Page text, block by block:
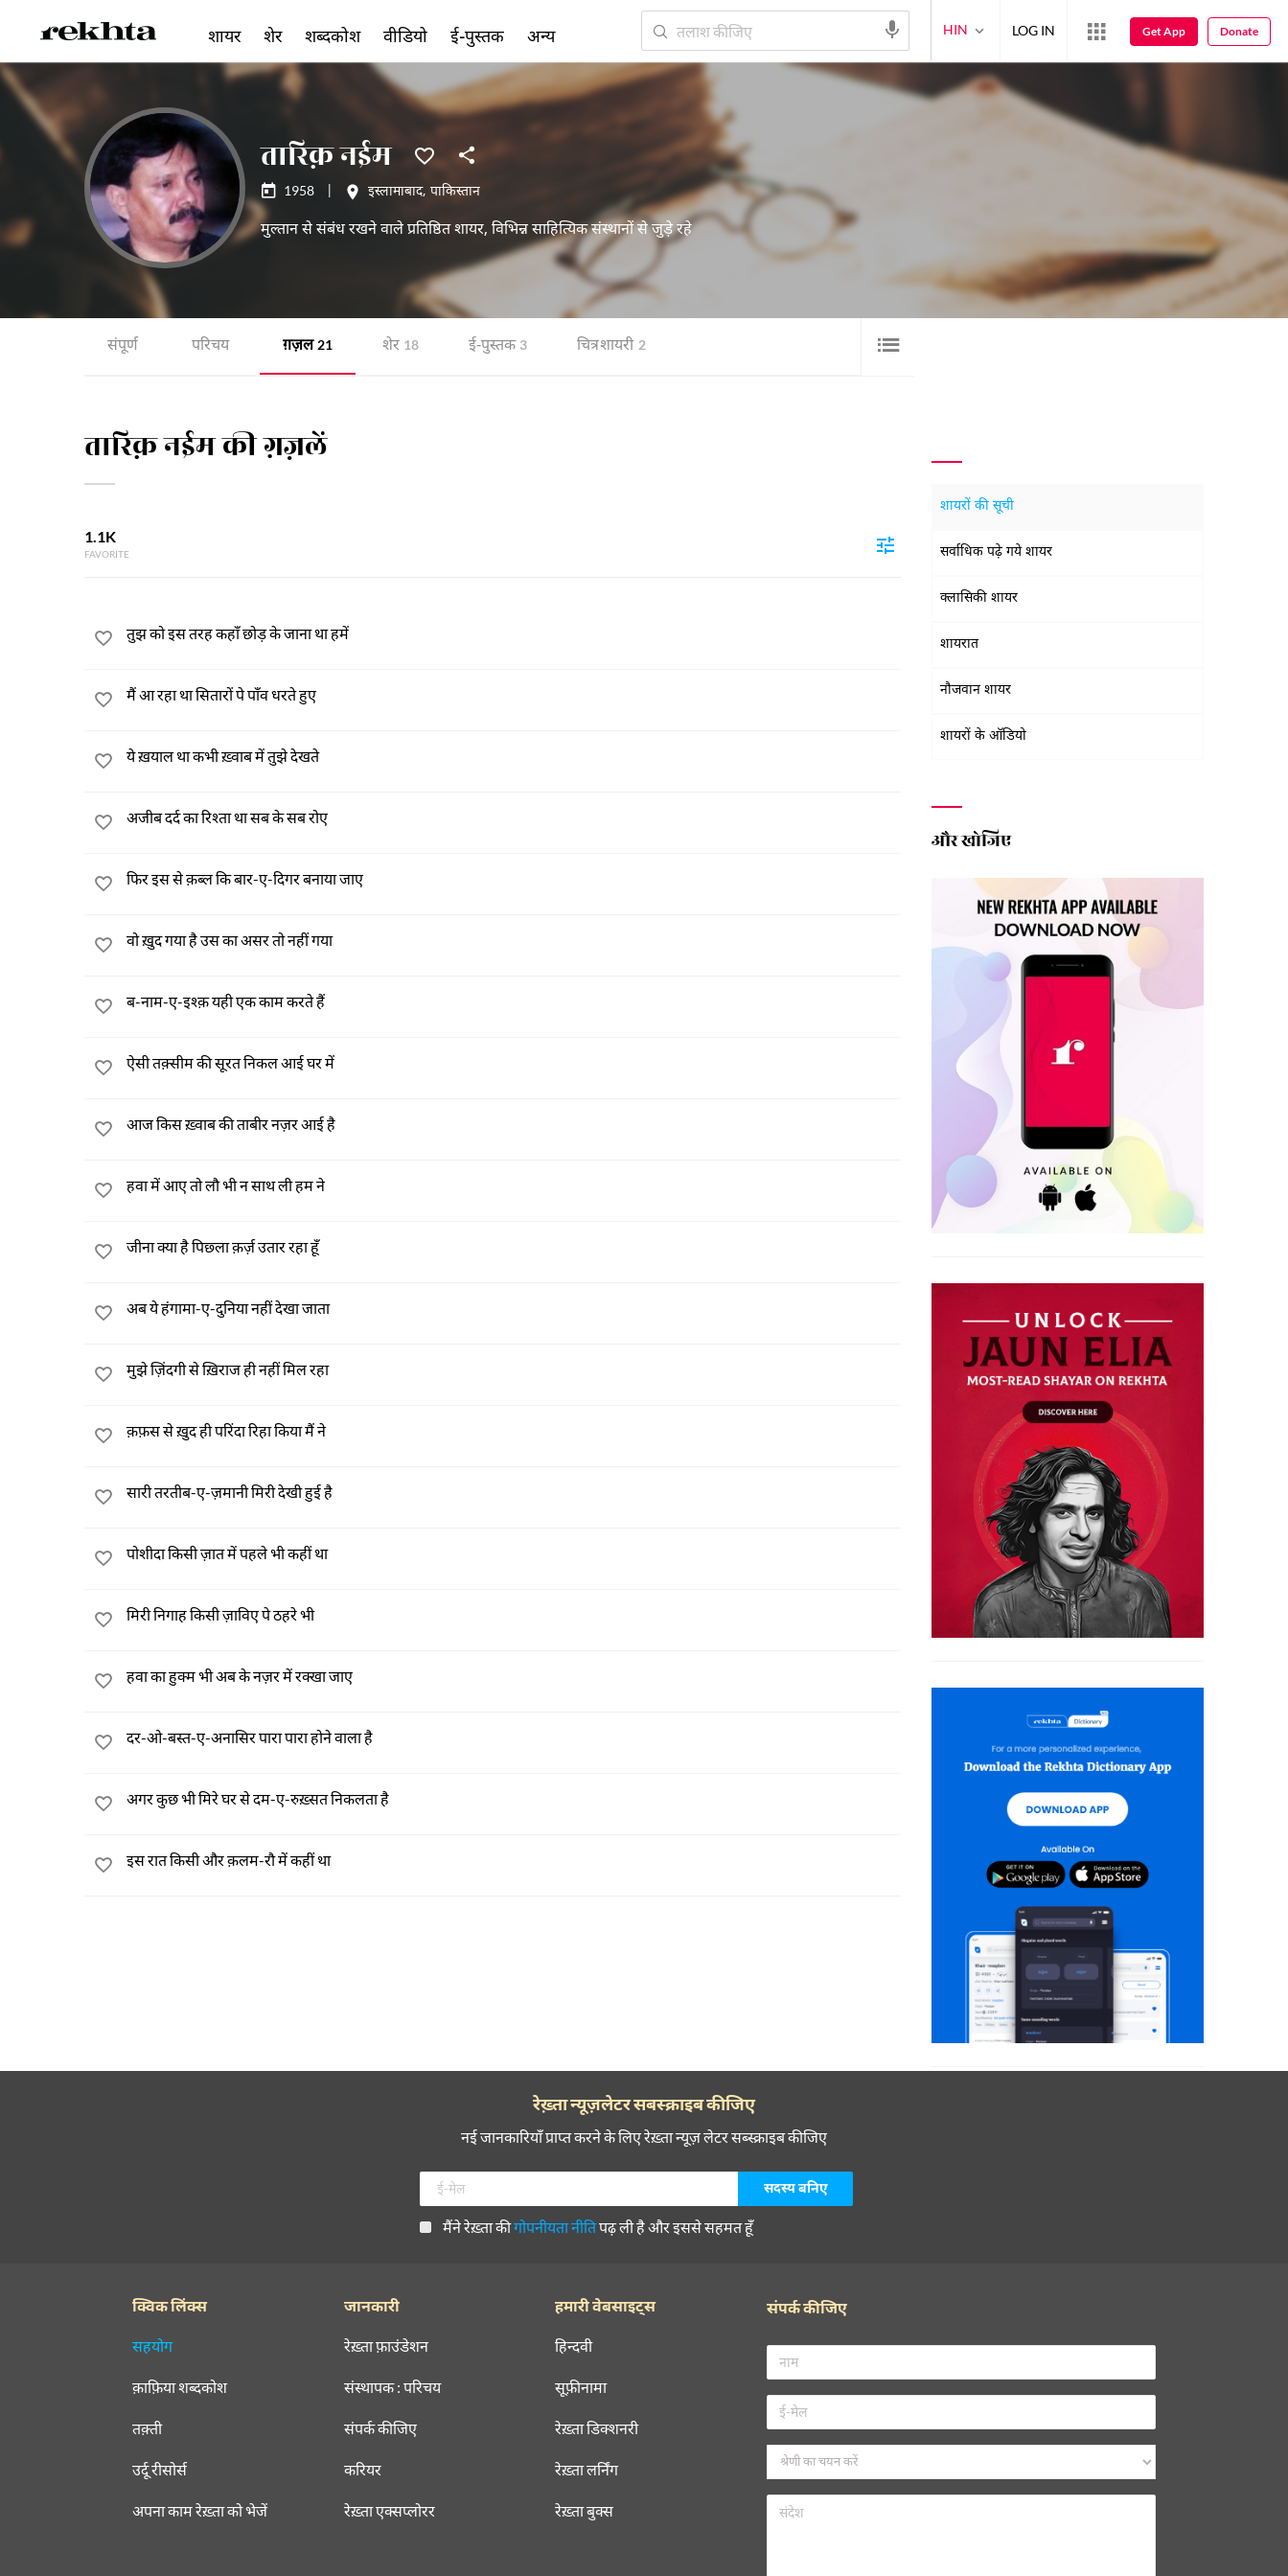
तारिक़ नईम
1958 इस्लामाबाद, पाकिस्तान
मुल्तान से संबंध रखने वाले प्रतिष्ठित शायर, विभिन्न साहित्यिक संस्थानों से जुड़े रहे
संपूर्ण परिचय ग़ज़ल 21 शेर 18 ई-पुस्तक 3 चित्र शायरी 2
तारिक़ नईम की ग़ज़लें
1.1K
FAVORITE
तुझ को इस तरह कहाँ छोड़ के जाना था हमें
मैं आ रहा था सितारों पे पाँव धरते हुए
ये ख़याल था कभी ख़्वाब में तुझे देखते
अजीब दर्द का रिश्ता था सब के सब रोए
फिर इस से क़ब्ल कि बार-ए-दिगर बनाया जाए
वो ख़ुद गया है उस का असर तो नहीं गया
ब-नाम-ए-इश्क़ यही एक काम करते हैं
ऐसी तक़्सीम की सूरत निकल आई घर में
आज किस ख़्वाब की ताबीर नज़र आई है
हवा में आए तो लौ भी न साथ ली हम ने
जीना क्या है पिछ्ला क़र्ज़ उतार रहा हूँ
अब ये हंगामा-ए-दुनिया नहीं देखा जाता
मुझे ज़िंदगी से ख़िराज ही नहीं मिल रहा
क़फ़स से ख़ुद ही परिंदा रिहा किया मैं ने
सारी तरतीब-ए-ज़मानी मिरी देखी हुई है
पोशीदा किसी ज़ात में पहले भी कहीं था
मिरी निगाह किसी ज़ाविए पे ठहरे भी
हवा का हुक्म भी अब के नज़र में रक्खा जाए
दर-ओ-बस्त-ए-अनासिर पारा पारा होने वाला है
अगर कुछ भी मिरे घर से दम-ए-रुख़्सत निकलता है
इस रात किसी और क़लम-रौ में कहीं था
शायरों की सूची
सर्वाधिक पढ़े गये शायर
क्लासिकी शायर
शायरात
नौजवान शायर
शायरों के ऑडियो
और खोजिए
शायर शेर शब्दकोश वीडियो ई-पुस्तक अन्य HIN LOG IN Get App Donate
रेख़्ता न्यूज़लेटर सबस्क्राइब कीजिए
नई जानकारियाँ प्राप्त करने के लिए रेख़्ता न्यूज़ लेटर सब्स्क्राइब कीजिए
मैंने रेख़्ता कीगोपनीयता नीतिपढ़ ली है और इससे सहमत हूँ
क्विक लिंक्स
सहयोग
क़ाफ़िया शब्दकोश
तक़्ती
उर्दू रीसोर्स
अपना काम रेख़्ता को भेजें
जानकारी
रेख़्ता फ़ाउंडेशन
संस्थापक : परिचय
संपर्क कीजिए
करियर
रेख़्ता एक्सप्लोरर
हमारी वेबसाइट्स
हिन्दवी
सूफ़ीनामा
रेख़्ता डिक्शनरी
रेख़्ता लर्निंग
रेख़्ता बुक्स
संपर्क कीजिए